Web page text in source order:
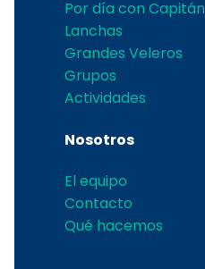
Por día con Capitán
Lanchas
Grandes Veleros
Grupos
Actividades
Nosotros
El equipo
Contacto
Qué hacemos